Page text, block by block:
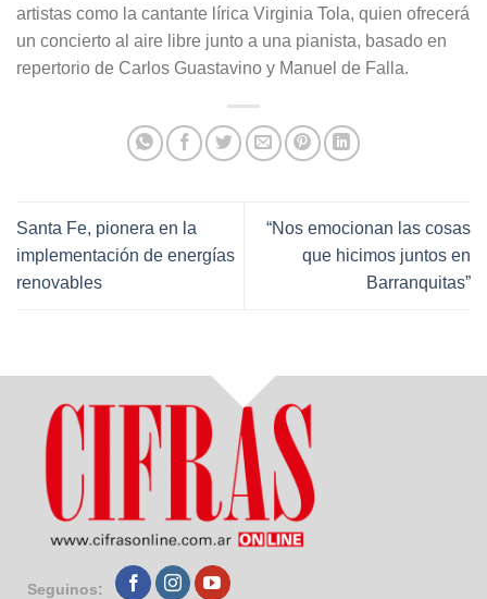
artistas como la cantante lírica Virginia Tola, quien ofrecerá
un concierto al aire libre junto a una pianista, basado en
repertorio de Carlos Guastavino y Manuel de Falla.
Santa Fe, pionera en la
implementación de energías
renovables
“Nos emocionan las cosas
que hicimos juntos en
Barranquitas”
Seguinos: